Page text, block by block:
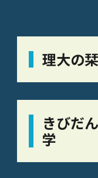
理大の栞
きびだ
学